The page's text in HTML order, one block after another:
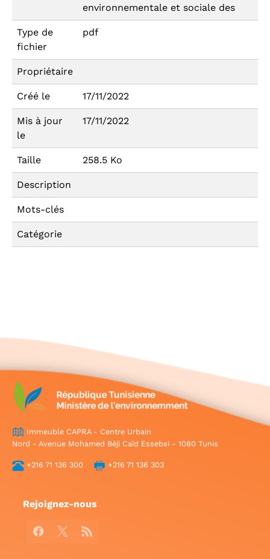
environnementale et sociale des
Type de
fichier
pdf
Propriétaire
Créé le 17/11/2022
Mis à jour
le
17/11/2022
Taille 258.5 Ko
Description
Mots-clés
Catégorie
Immeuble CAPRA - Centre Urbain
Nord - Avenue Mohamed Béji Caïd Essebsi - 1080 Tunis
+216 71 136 300 +216 71 136 303
Rejoignez-nous
Facebook
X RSS